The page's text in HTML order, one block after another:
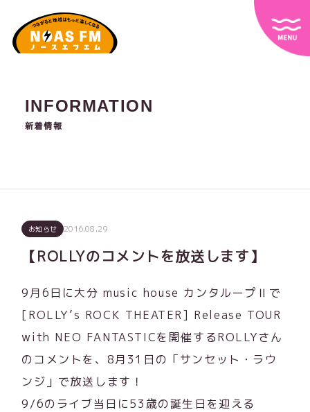
INFORMATION
新着情報
お知らせ 2016.08.29
【ROLLYのコメントを放送します】
9月6日に大分 music house カンタループⅡで
[ROLLY’s ROCK THEATER] Release TOUR
with NEO FANTASTICを開催するROLLYさん
のコメントを、8月31日の「サンセット・ラウ
ンジ」で放送します！
9/6のライブ当日に53歳の誕生日を迎える